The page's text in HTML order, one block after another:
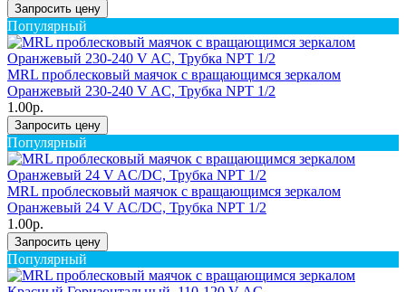
Запросить цену
Популярный
MRL проблесковый маячок с вращающимся зеркалом
Оранжевый 230-240 V AC, Трубка NPT 1/2
1.00р.
Запросить цену
Популярный
MRL проблесковый маячок с вращающимся зеркалом
Оранжевый 24 V AC/DC, Трубка NPT 1/2
1.00р.
Запросить цену
Популярный